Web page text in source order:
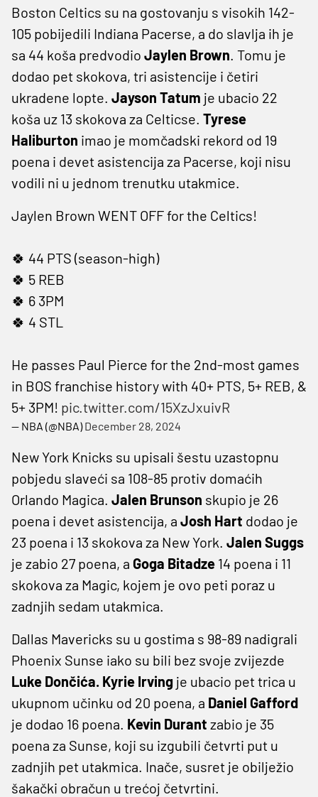
Boston Celtics su na gostovanju s visokih 142-
105 pobijedili Indiana Pacerse, a do slavlja ih je
sa 44 koša predvodio Jaylen Brown. Tomu je
dodao pet skokova, tri asistencije i četiri
ukradene lopte. Jayson Tatum je ubacio 22
koša uz 13 skokova za Celticse. Tyrese
Haliburton imao je momčadski rekord od 19
poena i devet asistencija za Pacerse, koji nisu
vodili ni u jednom trenutku utakmice.
Jaylen Brown WENT OFF for the Celtics!
🍀 44 PTS (season-high)
🍀 5 REB
🍀 6 3PM
🍀 4 STL
He passes Paul Pierce for the 2nd-most games
in BOS franchise history with 40+ PTS, 5+ REB, &
5+ 3PM! pic.twitter.com/15XzJxuivR
— NBA (@NBA)December 28, 2024
New York Knicks su upisali šestu uzastopnu
pobjedu slaveći sa 108-85 protiv domaćih
Orlando Magica. Jalen Brunson skupio je 26
poena i devet asistencija, a Josh Hart dodao je
23 poena i 13 skokova za New York. Jalen Suggs
je zabio 27 poena, a Goga Bitadze 14 poena i 11
skokova za Magic, kojem je ovo peti poraz u
zadnjih sedam utakmica.
Dallas Mavericks su u gostima s 98-89 nadigrali
Phoenix Sunse iako su bili bez svoje zvijezde
Luke Dončića. Kyrie Irving je ubacio pet trica u
ukupnom učinku od 20 poena, a Daniel Gafford
je dodao 16 poena. Kevin Durant zabio je 35
poena za Sunse, koji su izgubili četvrti put u
zadnjih pet utakmica. Inače, susret je obilježio
šakački obračun u trećoj četvrtini.